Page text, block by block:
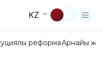
KZ
реформаАрнайы